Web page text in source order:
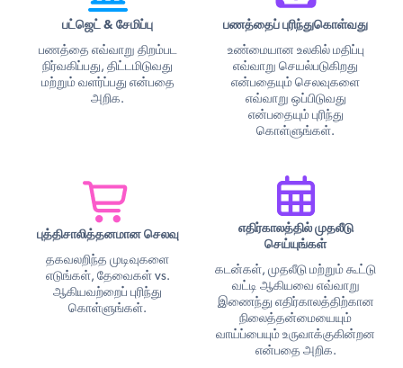
பட்ஜெட் & சேமிப்பு
பணத்தை எவ்வாறு திறம்பட
நிர்வகிப்பது, திட்டமிடுவது
மற்றும் வளர்ப்பது என்பதை
அறிக.
பணத்தைப் புரிந்துகொள்வது
உண்மையான உலகில் மதிப்பு
எவ்வாறு செயல்படுகிறது
என்பதையும் செலவுகளை
எவ்வாறு ஒப்பிடுவது
என்பதையும் புரிந்து
கொள்ளுங்கள்.
புத்திசாலித்தனமான செலவு
தகவலறிந்த முடிவுகளை
எடுங்கள், தேவைகள் vs.
ஆகியவற்றைப் புரிந்து
கொள்ளுங்கள்.
எதிர்காலத்தில் முதலீடு
செய்யுங்கள்
கடன்கள், முதலீடு மற்றும் கூட்டு
வட்டி ஆகியவை எவ்வாறு
இணைந்து எதிர்காலத்திற்கான
நிலைத்தன்மையையும்
வாய்ப்பையும் உருவாக்குகின்றன
என்பதை அறிக.